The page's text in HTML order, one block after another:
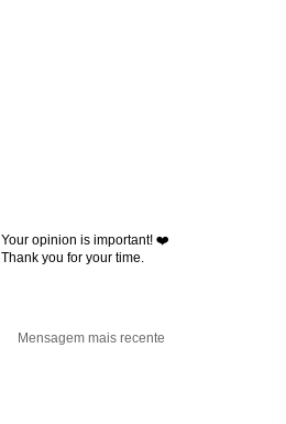
Your opinion is important! ❤️
Thank you for your time.
Mensagem mais recente